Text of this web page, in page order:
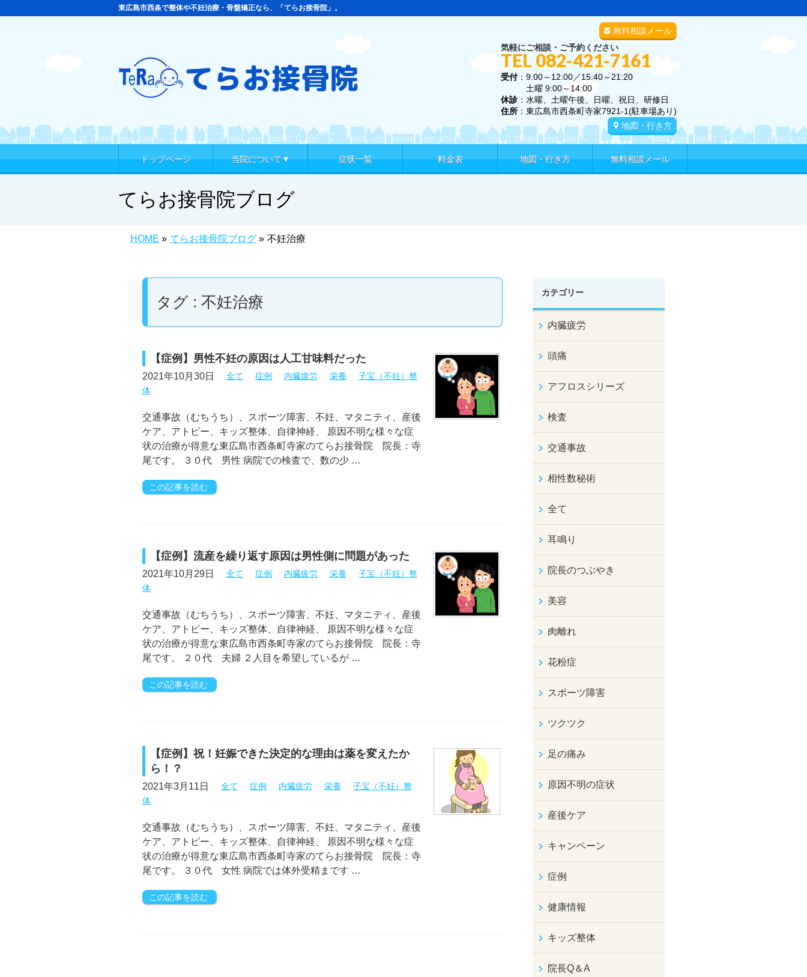
東広島市西条で整体や不妊治療・骨盤矯正なら、「てらお接骨院」。
無料相談メール
気軽にご相談・ご予約ください
TEL 082-421-7161
受付：9:00～12:00／15:40～21:20
土曜 9:00～14:00
休診：水曜、土曜午後、日曜、祝日、研修日
住所 ：東広島市西条町寺家7921-1(駐車場あり)
地図・行き方
トップページ 当院について▼ 症状一覧 料金表 地図・行き方 無料相談メール
てらお接骨院ブログ
HOME » てらお接骨院ブログ » 不妊治療
タグ : 不妊治療
【症例】男性不妊の原因は人工甘味料だった
2021年10月30日 全て 症例 内臓疲労 栄養
子宝（不妊）整
体
交通事故（むちうち）、スポーツ障害、不妊、マタニティ、産後
ケア、アトピー、キッズ整体、自律神経、 原因不明な様々な症
状の治療が得意な東広島市西条町寺家のてらお接骨院 院長：寺
尾です。 ３０代 男性 病院での検査で、数の少 …
この記事を読む
【症例】流産を繰り返す原因は男性側に問題があった
2021年10月29日 全て 症例 内臓疲労 栄養
子宝（不妊）整
体
交通事故（むちうち）、スポーツ障害、不妊、マタニティ、産後
ケア、アトピー、キッズ整体、自律神経、 原因不明な様々な症
状の治療が得意な東広島市西条町寺家のてらお接骨院 院長：寺
尾です。 ２０代 夫婦 ２人目を希望しているが …
この記事を読む
【症例】祝！妊娠できた決定的な理由は薬を変えたか
ら！？
2021年3月11日 全て 症例 内臓疲労 栄養
子宝（不妊）整
体
交通事故（むちうち）、スポーツ障害、不妊、マタニティ、産後
ケア、アトピー、キッズ整体、自律神経、 原因不明な様々な症
状の治療が得意な東広島市西条町寺家のてらお接骨院 院長：寺
尾です。 ３０代 女性 病院では体外受精まです …
この記事を読む
カテゴリー
内臓疲労
頭痛
アフロスシリーズ
検査
交通事故
相性数秘術
全て
耳鳴り
院長のつぶやき
美容
肉離れ
花粉症
スポーツ障害
ツクツク
足の痛み
原因不明の症状
産後ケア
キャンペーン
症例
健康情報
キッズ整体
院長Q＆A